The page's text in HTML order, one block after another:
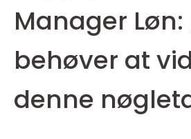
Manager
behøver at
denne